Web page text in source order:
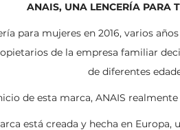
ANAIS, UNA LENCERÍA PARA
para mujeres en 2016, varios
de la empresa familiar
de diferentes
de esta marca, ANAIS
está creada y hecha en